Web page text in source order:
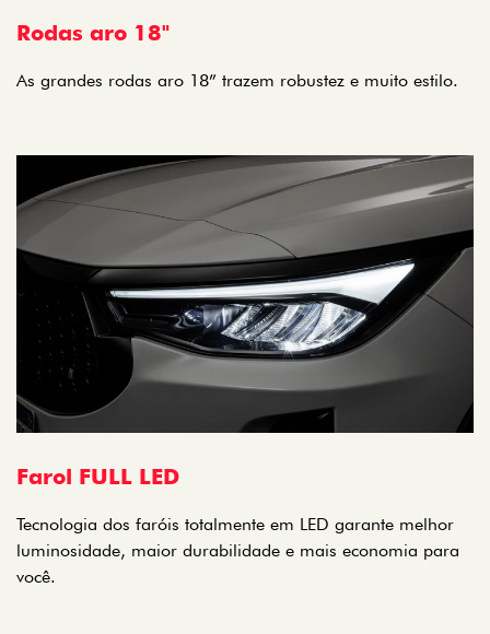
Rodas aro 18"
As grandes rodas aro 18” trazem robustez e muito estilo.
Farol FULL LED
Tecnologia dos faróis totalmente em LED garante melhor
luminosidade, maior durabilidade e mais economia para
você.